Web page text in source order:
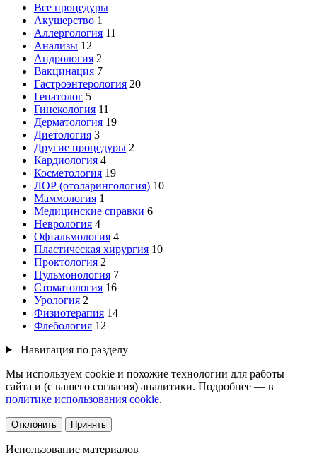
Все процедуры
Акушерство 1
Аллергология 11
Анализы 12
Андрология 2
Вакцинация 7
Гастроэнтерология 20
Гепатолог 5
Гинекология 11
Дерматология 19
Диетология 3
Другие процедуры 2
Кардиология 4
Косметология 19
ЛОР (отоларингология) 10
Маммология 1
Медицинские справки 6
Неврология 4
Офтальмология 4
Пластическая хирургия 10
Проктология 2
Пульмонология 7
Стоматология 16
Урология 2
Физиотерапия 14
Флебология 12
Навигация по разделу
Мы используем cookie и похожие технологии для работы
сайта и (с вашего согласия) аналитики. Подробнее — в
политике использования cookie.
Отклонить Принять
Использование материалов